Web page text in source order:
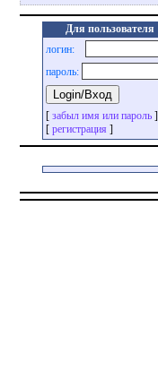
Для пользователя
логин:
пароль:
[ забыл имя или пароль ]
[ регистрация ]